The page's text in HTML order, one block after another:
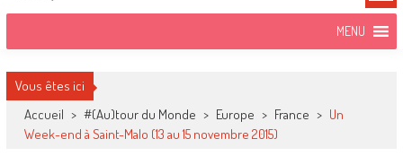
Vous êtes ici
Accueil > #(Au)tour du Monde > Europe > France > Un
Week-end à Saint-Malo (13 au 15 novembre 2015)